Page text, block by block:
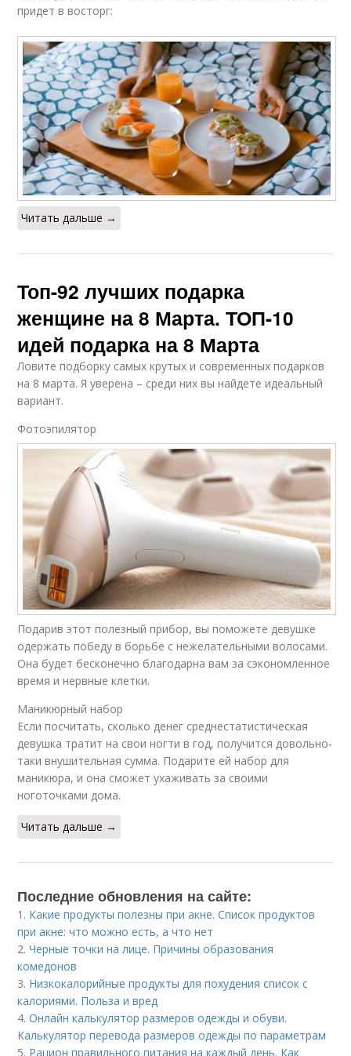
придет в восторг:
Читать дальше →
Топ-92 лучших подарка
женщине на 8 Марта. ТОП-10
идей подарка на 8 Марта
Ловите подборку самых крутых и современных подарков
на 8 марта. Я уверена – среди них вы найдете идеальный
вариант.
Фотоэпилятор
Подарив этот полезный прибор, вы поможете девушке
одержать победу в борьбе с нежелательными волосами.
Она будет бесконечно благодарна вам за сэкономленное
время и нервные клетки.
Маникюрный набор
Если посчитать, сколько денег среднестатистическая
девушка тратит на свои ногти в год, получится довольно-
таки внушительная сумма. Подарите ей набор для
маникюра, и она сможет ухаживать за своими
ноготочками дома.
Читать дальше →
Последние обновления на сайте:
1. Какие продукты полезны при акне. Список продуктов
при акне: что можно есть, а что нет
2.Черные точки на лице. Причины образования
комедонов
3. Низкокалорийные продукты для похудения список с
калориями. Польза и вред
4.Онлайн калькулятор размеров одежды и обуви.
Калькулятор перевода размеров одежды по параметрам
5. Рацион правильного питания на каждый день. Как